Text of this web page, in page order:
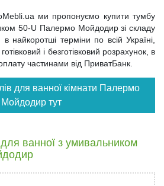
ми пропонуємо купити тумбу
50-U Палермо Мойдодир зі складу
найкоротші терміни по всій Україні,
і безготівковий розрахунок, в
частинами від ПриватБанк.
для ванної кімнати Палермо
Мойдодир тут
ванної з умивальником